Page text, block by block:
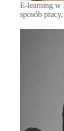
E-learning w
sposób